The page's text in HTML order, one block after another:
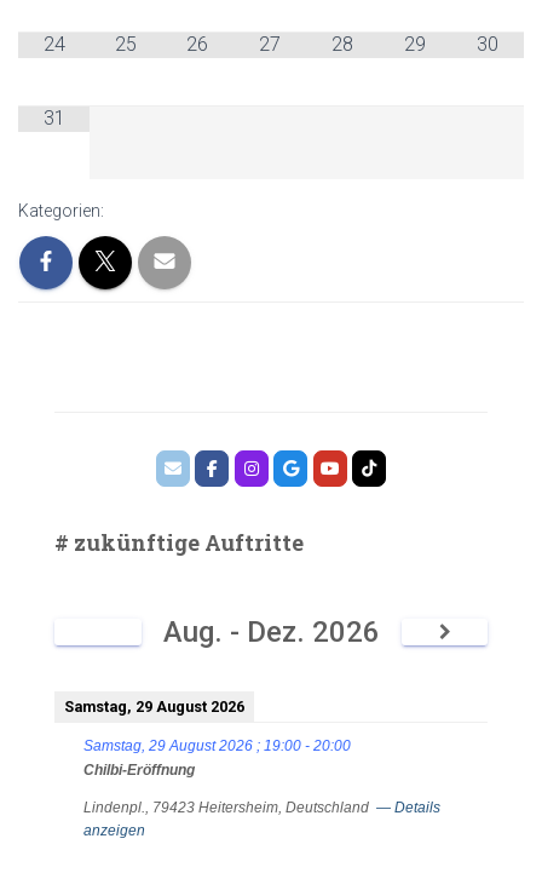
24 25 26 27 28 29 30
31
Kategorien:
# zukünftige Auftritte
Aug. - Dez. 2026
Samstag, 29 August 2026
Samstag, 29 August 2026 ; 19:00 - 20:00
Chilbi-Eröffnung
Lindenpl., 79423 Heitersheim, Deutschland — Details
anzeigen